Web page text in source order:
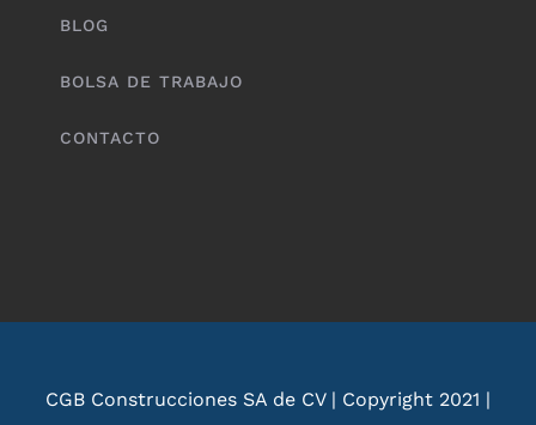
BLOG
BOLSA DE TRABAJO
CONTACTO
CGB Construcciones SA de CV | Copyright 2021 |